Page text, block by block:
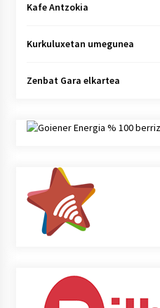
Kafe Antzokia
Kurkuluxetan umegunea
Zenbat Gara elkartea